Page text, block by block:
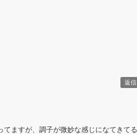
返信
ますが、調子が微妙な感じになてきてる